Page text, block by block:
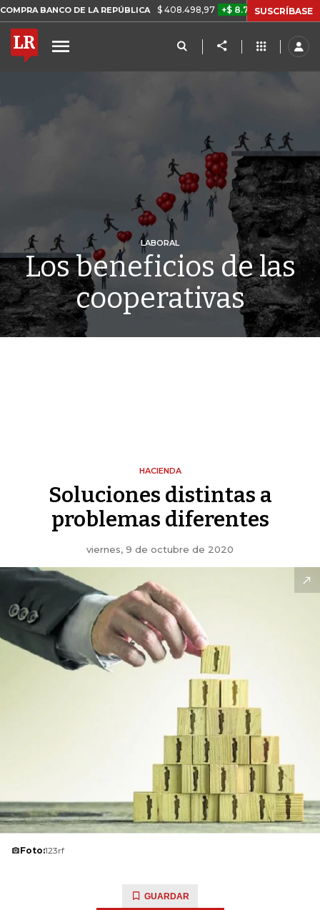
DE LA REPÚBLICA $ 408.498,97 +$ 8.753,81 +2,19% TASA
SUSCRÍBASE
LABORAL
Los beneficios de las
cooperativas
HACIENDA
Soluciones distintas a
problemas diferentes
viernes, 9 de octubre de 2020
Foto:123rf
GUARDAR